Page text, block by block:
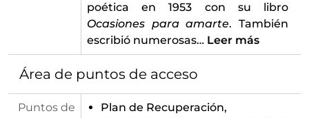
poética en 1953 con su libro
Ocasiones para amarte. También
escribió numerosas… Leer más
Área de puntos de acceso
Puntos de
Plan de Recuperación,